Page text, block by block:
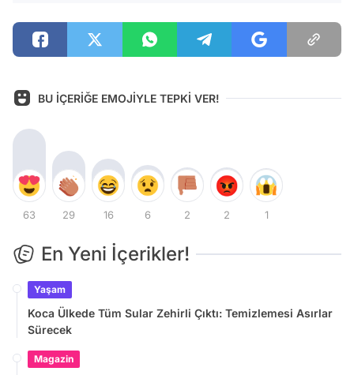
BU İÇERİĞE EMOJİYLE TEPKİ VER!
63 29 16 6 2 2 1
En Yeni İçerikler!
Yaşam
Koca Ülkede Tüm Sular Zehirli Çıktı: Temizlemesi Asırlar
Sürecek
Magazin